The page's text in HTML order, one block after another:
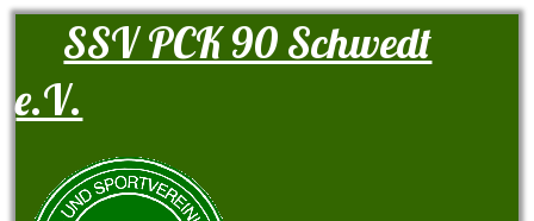
SSV PCK 90 Schwedt
e.V.